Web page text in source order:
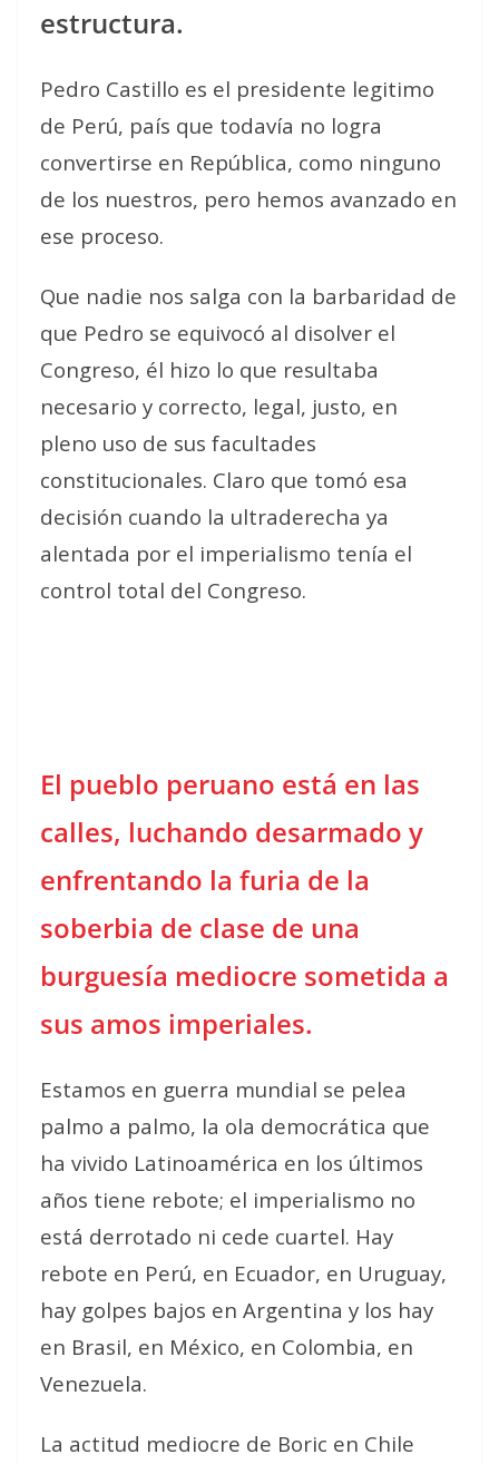
estructura.
Pedro Castillo es el presidente legitimo
de Perú, país que todavía no logra
convertirse en República, como ninguno
de los nuestros, pero hemos avanzado en
ese proceso.
Que nadie nos salga con la barbaridad de
que Pedro se equivocó al disolver el
Congreso, él hizo lo que resultaba
necesario y correcto, legal, justo, en
pleno uso de sus facultades
constitucionales. Claro que tomó esa
decisión cuando la ultraderecha ya
alentada por el imperialismo tenía el
control total del Congreso.
El pueblo peruano está en las
calles, luchando desarmado y
enfrentando la furia de la
soberbia de clase de una
burguesía mediocre sometida a
sus amos imperiales.
Estamos en guerra mundial se pelea
palmo a palmo, la ola democrática que
ha vivido Latinoamérica en los últimos
años tiene rebote; el imperialismo no
está derrotado ni cede cuartel. Hay
rebote en Perú, en Ecuador, en Uruguay,
hay golpes bajos en Argentina y los hay
en Brasil, en México, en Colombia, en
Venezuela.
La actitud mediocre de Boric en Chile